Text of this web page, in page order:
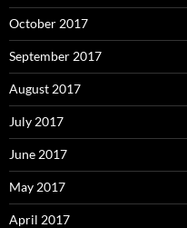
October 2017
September 2017
August 2017
July 2017
June 2017
May 2017
April 2017